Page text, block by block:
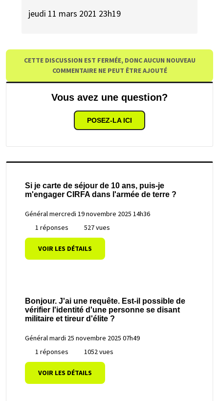
jeudi 11 mars 2021 23h19
CETTE DISCUSSION EST FERMÉE, DONC AUCUN NOUVEAU
COMMENTAIRE NE PEUT ÊTRE AJOUTÉ
Vous avez une question?
POSEZ-LA ICI
Si je carte de séjour de 10 ans, puis-je
m'engager CIRFA dans l'armée de terre ?
Généralmercredi 19 novembre 2025 14h36
1 réponses
527 vues
VOIR LES DÉTAILS
Bonjour. J'ai une requête. Est-il possible de
vérifier l'identité d'une personne se disant
militaire et tireur d'élite ?
Généralmardi 25 novembre 2025 07h49
1 réponses
1052 vues
VOIR LES DÉTAILS